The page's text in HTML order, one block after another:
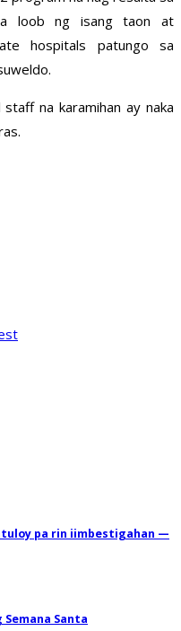
loob ng isang taon at
hospitals patungo sa
na karamihan ay naka
pa rin iimbestigahan —
Santa